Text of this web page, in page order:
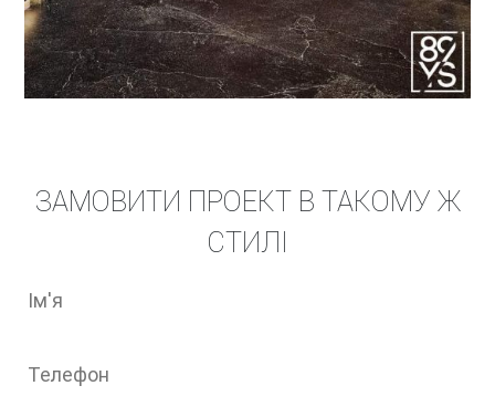
ЗАМОВИТИ ПРОЕКТ В ТАКОМУ Ж
СТИЛІ